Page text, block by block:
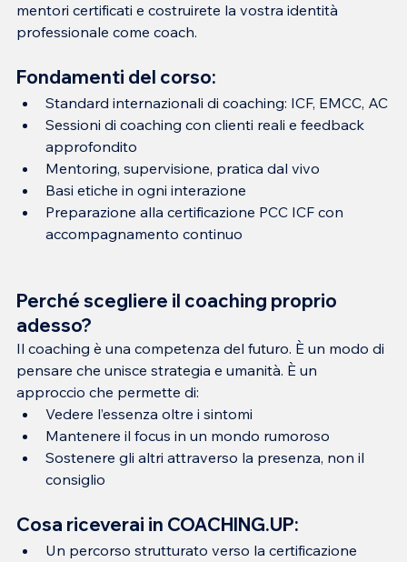
mentori certificati e costruirete la vostra identità
professionale come coach.
Fondamenti del corso:
Standard internazionali di coaching: ICF, EMCC, AC
Sessioni di coaching con clienti reali e feedback
approfondito
Mentoring, supervisione, pratica dal vivo
Basi etiche in ogni interazione
Preparazione alla certificazione PCC ICF con
accompagnamento continuo
Perché scegliere il coaching proprio
adesso?
Il coaching è una competenza del futuro. È un modo di
pensare che unisce strategia e umanità. È un
approccio che permette di:
Vedere l’essenza oltre i sintomi
Mantenere il focus in un mondo rumoroso
Sostenere gli altri attraverso la presenza, non il
consiglio
Cosa riceverai in COACHING.UP:
Un percorso strutturato verso la certificazione